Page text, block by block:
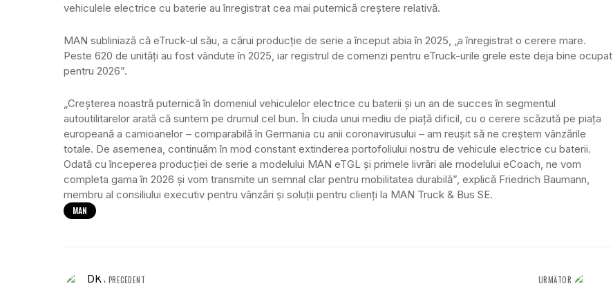
vehiculele electrice cu baterie au înregistrat cea mai puternică creștere relativă.
MAN subliniază că eTruck-ul său, a cărui producție de serie a început abia în 2025, „a înregistrat o cerere mare.
Peste 620 de unități au fost vândute în 2025, iar registrul de comenzi pentru eTruck-urile grele este deja bine ocupat
pentru 2026”.
„Creșterea noastră puternică în domeniul vehiculelor electrice cu baterii și un an de succes în segmentul
autoutilitarelor arată că suntem pe drumul cel bun. În ciuda unui mediu de piață dificil, cu o cerere scăzută pe piața
europeană a camioanelor – comparabilă în Germania cu anii coronavirusului – am reușit să ne creștem vânzările
totale. De asemenea, continuăm în mod constant extinderea portofoliului nostru de vehicule electrice cu baterii.
Odată cu începerea producției de serie a modelului MAN eTGL și primele livrări ale modelului eCoach, ne vom
completa gama în 2026 și vom transmite un semnal clar pentru mobilitatea durabilă”, explică Friedrich Baumann,
membru al consiliului executiv pentru vânzări și soluții pentru clienți la MAN Truck & Bus SE.
MAN
PRECEDENT URMĂTOR